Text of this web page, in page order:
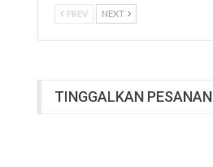
PREV NEXT
TINGGALKAN PESANAN